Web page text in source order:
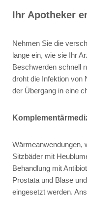
Ihr Apotheker
Nehmen Sie die
lange ein, wie sie Ihr
Beschwerden schnell
droht die Infektion von
der Übergang in eine
Wärmeanwendungen,
Sitzbäder mit
Behandlung mit
Prostata und Blase
eingesetzt werden.